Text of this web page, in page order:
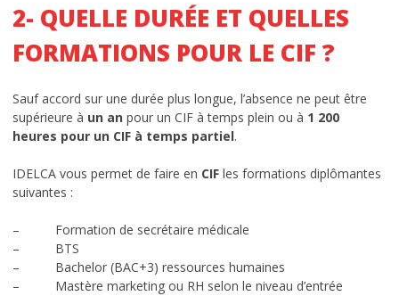
2- QUELLE DURÉE ET QUELLES
FORMATIONS POUR LE CIF ?
Sauf accord sur une durée plus longue, l’absence ne peut être
supérieure à un an pour un CIF à temps plein ou à 1 200
heures pour un CIF à temps partiel.
IDELCA vous permet de faire en CIF les formations diplômantes
suivantes :
– Formation de secrétaire médicale
– BTS
– Bachelor (BAC+3) ressources humaines
– Mastère marketing ou RH selon le niveau d’entrée